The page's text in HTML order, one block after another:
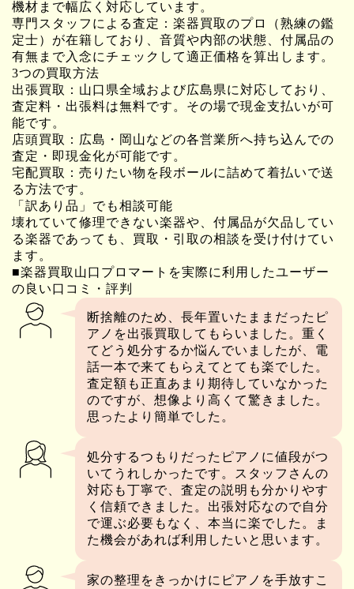
機材まで幅広く対応しています。
専門スタッフによる査定：楽器買取のプロ（熟練の鑑
定士）が在籍しており、音質や内部の状態、付属品の
有無まで入念にチェックして適正価格を算出します。
3つの買取方法
出張買取：山口県全域および広島県に対応しており、
査定料・出張料は無料です。その場で現金支払いが可
能です。
店頭買取：広島・岡山などの各営業所へ持ち込んでの
査定・即現金化が可能です。
宅配買取：売りたい物を段ボールに詰めて着払いで送
る方法です。
「訳あり品」でも相談可能
壊れていて修理できない楽器や、付属品が欠品してい
る楽器であっても、買取・引取の相談を受け付けてい
ます。
■楽器買取山口プロマートを実際に利用したユーザー
の良い口コミ・評判
断捨離のため、長年置いたままだったピ
アノを出張買取してもらいました。重く
てどう処分するか悩んでいましたが、電
話一本で来てもらえてとても楽でした。
査定額も正直あまり期待していなかった
のですが、想像より高くて驚きました。
思ったより簡単でした。
処分するつもりだったピアノに値段がつ
いてうれしかったです。スタッフさんの
対応も丁寧で、査定の説明も分かりやす
く信頼できました。出張対応なので自分
で運ぶ必要もなく、本当に楽でした。ま
た機会があれば利用したいと思います。
家の整理をきっかけにピアノを手放すこ